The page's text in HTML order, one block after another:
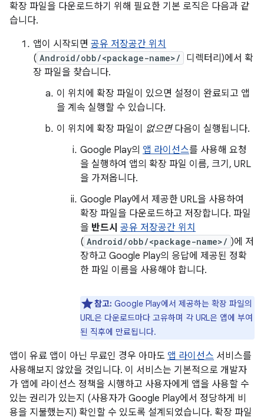
확장 파일을 다운로드하기 위해 필요한 기본 로직은 다음과 같
습니다.
앱이 시작되면 공유 저장공간 위치
( Android/obb/<package-name>/
디렉터리)에서 확
장 파일을 찾습니다.
이 위치에 확장 파일이 있으면 설정이 완료되고 앱
을 계속 실행할 수 있습니다.
이 위치에 확장 파일이 없으면다음이 실행됩니다.
Google Play의 앱 라이선스를 사용해 요청
을 실행하여 앱의 확장 파일 이름, 크기, URL
을 가져옵니다.
Google Play에서 제공한 URL을 사용하여
확장 파일을 다운로드하고 저장합니다. 파일
을 반드시 공유 저장공간 위치
( Android/obb/<package-name>/ )에 저
장하고 Google Play의 응답에 제공된 정확
한 파일 이름을 사용해야 합니다.
참고: Google Play에서 제공하는 확장 파일의
URL은 다운로드마다 고유하며 각 URL은 앱에 부여
된 직후에 만료됩니다.
앱이 유료 앱이 아닌 무료인 경우 아마도 앱 라이선스 서비스를
사용해보지 않았을 것입니다. 이 서비스는 기본적으로 개발자
가 앱에 라이선스 정책을 시행하고 사용자에게 앱을 사용할 수
있는 권리가 있는지 (사용자가 Google Play에서 정당하게 비
용을 지불했는지) 확인할 수 있도록 설계되었습니다. 확장 파일